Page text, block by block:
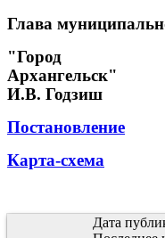
Глава
"Город
Архангельск"
И.В. Годзиш
Постановление
Карта-схема
Дата